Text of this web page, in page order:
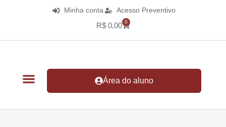
Minha conta Acesso Preventivo
R$ 0,00 0
Área do aluno